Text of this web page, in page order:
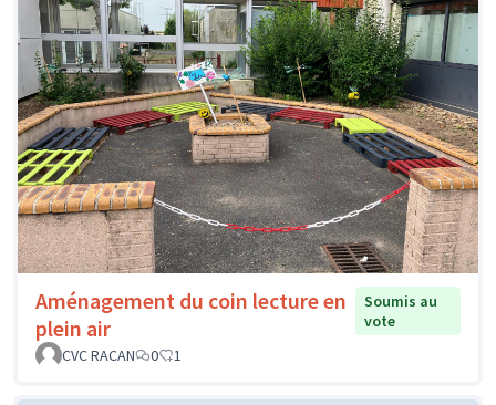
Aménagement du coin lecture en
plein air
Soumis au
vote
CVC RACAN
0 1